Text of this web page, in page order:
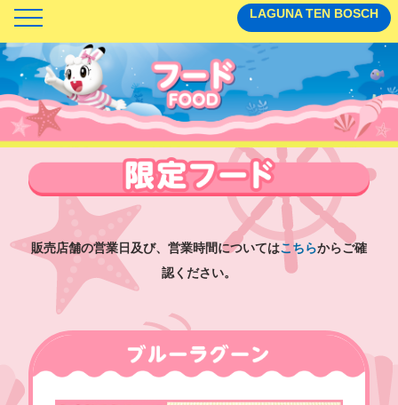
TOP
アトラクション
フード
グッズ
ぷくぷくトレイン
ガオガオさんのかいていけんきゅうじょ
LAGUNA TEN BOSCH
販売店舗の営業日及び、営業時間についてはこちらからご確
認ください。